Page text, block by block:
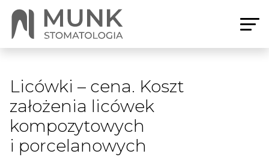
Licówki – cena. Koszt
założenia licówek
kompozytowych
i porcelanowych